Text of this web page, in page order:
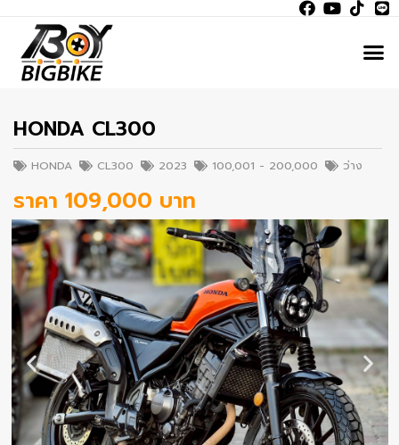
HONDA CL300
HONDA CL300 2023 100,001 - 200,000 ว่าง
ราคา 109,000 บาท